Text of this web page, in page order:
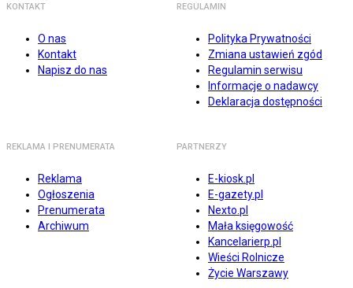
KONTAKT
O nas
Kontakt
Napisz do nas
REGULAMIN
Polityka Prywatności
Zmiana ustawień zgód
Regulamin serwisu
Informacje o nadawcy
Deklaracja dostępności
REKLAMA I PRENUMERATA
Reklama
Ogłoszenia
Prenumerata
Archiwum
PARTNERZY
E-kiosk.pl
E-gazety.pl
Nexto.pl
Mała księgowość
Kancelarierp.pl
Wieści Rolnicze
Życie Warszawy